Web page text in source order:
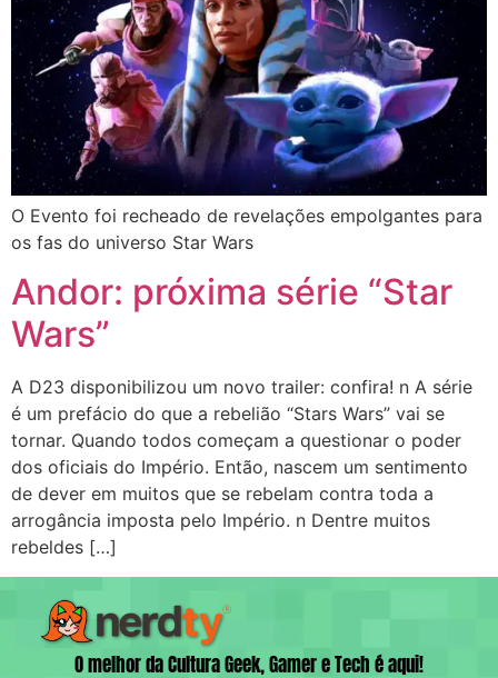
O Evento foi recheado de revelações empolgantes para
os fas do universo Star Wars
Andor: próxima série “Star
Wars”
A D23 disponibilizou um novo trailer: confira! n A série
é um prefácio do que a rebelião “Stars Wars” vai se
tornar. Quando todos começam a questionar o poder
dos oficiais do Império. Então, nascem um sentimento
de dever em muitos que se rebelam contra toda a
arrogância imposta pelo Império. n Dentre muitos
rebeldes […]
O melhor da Cultura Geek, Gamer e Tech é aqui!